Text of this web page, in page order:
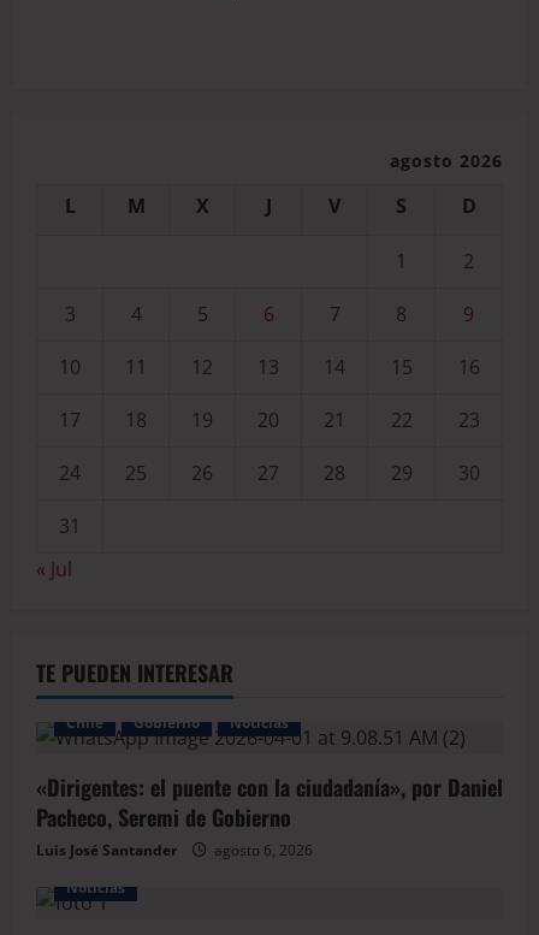
agosto 2026
L M X J V S D
1
2
3
4 5 6 7 8
9
10
11 12 13 14 15
16
17
18 19 20 21 22
23
24
25 26 27 28 29
30
31
« Jul
TE PUEDEN INTERESAR
Chile Gobierno Noticias
«Dirigentes: el puente con la ciudadanía», por Daniel
Pacheco, Seremi de Gobierno
Luis José Santander
agosto 6, 2026
Noticias